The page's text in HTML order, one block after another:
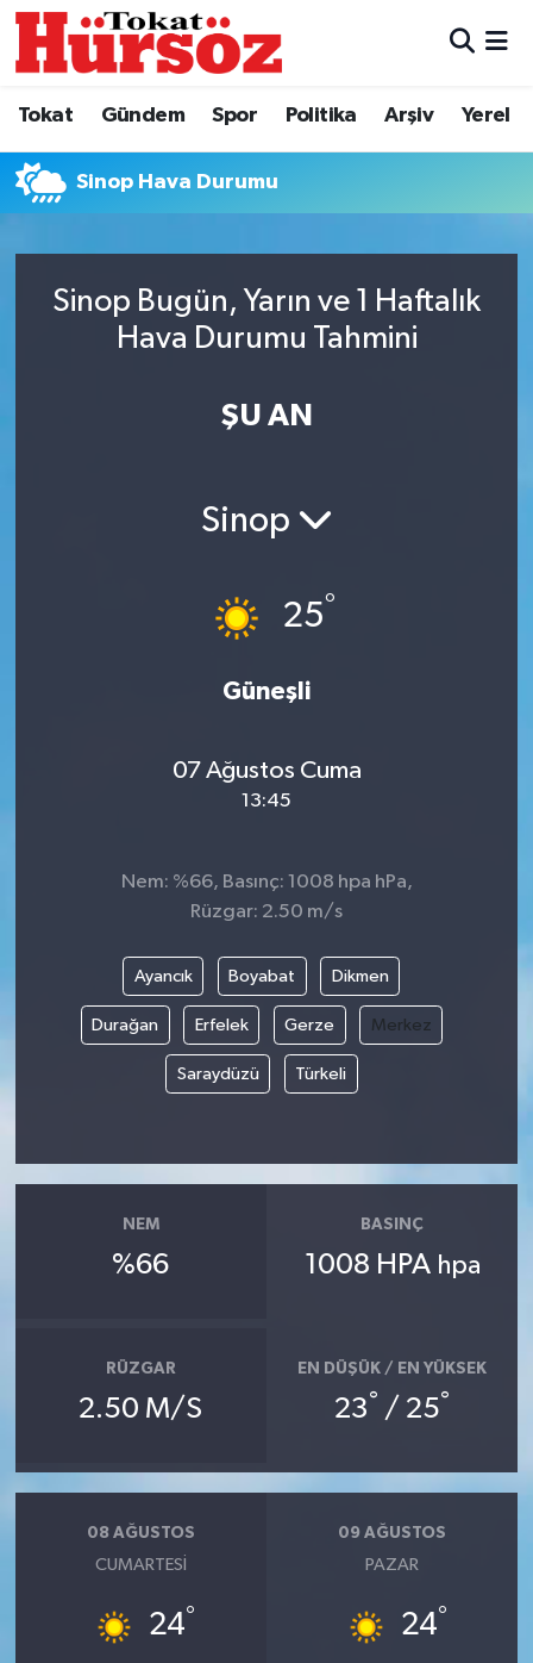
Tokat Gündem Spor Politika Arşiv Yerel
Sinop Hava Durumu
Sinop Bugün, Yarın ve 1 Haftalık
Hava Durumu Tahmini
ŞU AN
Sinop
25°
Güneşli
07 Ağustos Cuma
13:45
Nem: %66, Basınç: 1008 hpa hPa,
Rüzgar: 2.50 m/s
Ayancık Boyabat Dikmen
Durağan Erfelek Gerze Merkez
Saraydüzü Türkeli
NEM
%66
BASINÇ
1008 HPA hpa
RÜZGAR
2.50 M/S
EN DÜŞÜK / EN YÜKSEK
23° / 25°
08 AĞUSTOS
CUMARTESI
24°
09 AĞUSTOS
PAZAR
24°
Türkiye Gündemi
Gündem
Hava Durumu
Tokat Namaz Vakitleri
Süper Lig Puan Durumu ve Fikstür